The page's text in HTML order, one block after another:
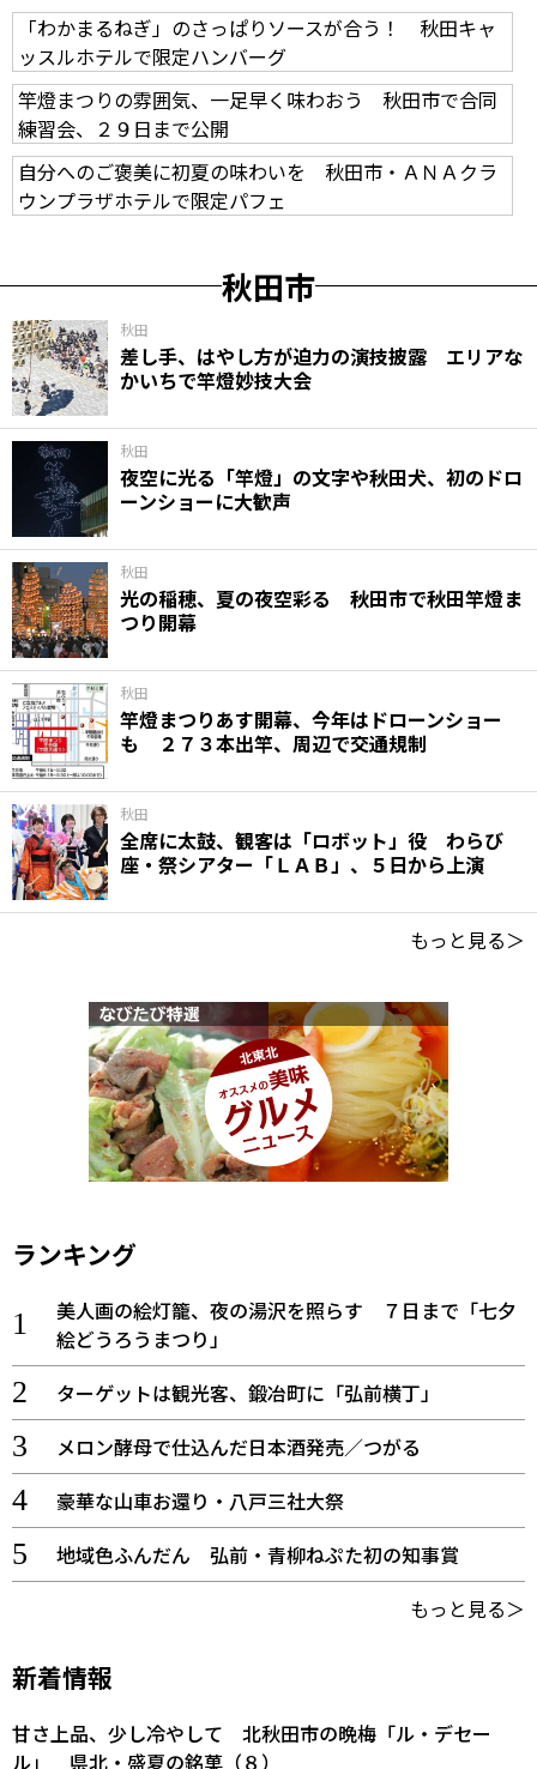
「わかまるねぎ」のさっぱりソースが合う！ 秋田キャ
ッスルホテルで限定ハンバーグ
竿燈まつりの雰囲気、一足早く味わおう 秋田市で合同
練習会、２９日まで公開
自分へのご褒美に初夏の味わいを 秋田市・ＡＮＡクラ
ウンプラザホテルで限定パフェ
秋田市
秋田
差し手、はやし方が迫力の演技披露 エリアな
かいちで竿燈妙技大会
秋田
夜空に光る「竿燈」の文字や秋田犬、初のドロ
ーンショーに大歓声
秋田
光の稲穂、夏の夜空彩る 秋田市で秋田竿燈ま
つり開幕
秋田
竿燈まつりあす開幕、今年はドローンショー
も ２７３本出竿、周辺で交通規制
秋田
全席に太鼓、観客は「ロボット」役 わらび
座・祭シアター「ＬＡＢ」、５日から上演
もっと見る＞
ランキング
美人画の絵灯籠、夜の湯沢を照らす ７日まで「七夕
絵どうろうまつり」
ターゲットは観光客、鍛冶町に「弘前横丁」
メロン酵母で仕込んだ日本酒発売／つがる
豪華な山車お還り・八戸三社大祭
地域色ふんだん 弘前・青柳ねぷた初の知事賞
もっと見る＞
新着情報
甘さ上品、少し冷やして 北秋田市の晩梅「ル・デセー
ル」 県北・盛夏の銘菓（８）